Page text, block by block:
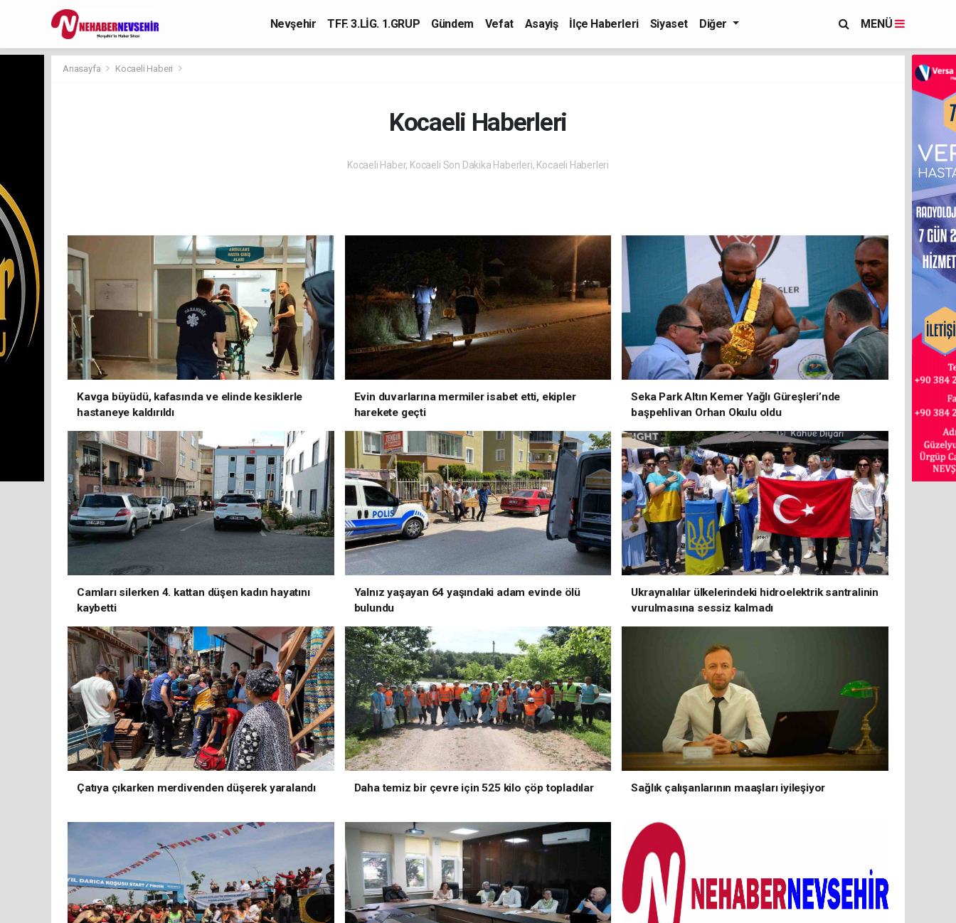
Nevşehir TFF. 3.LİG. 1.GRUP Gündem Vefat Asayiş İlçe Haberleri Siyaset Diğer MENÜ
Anasayfa Kocaeli Haberi
Kocaeli Haberleri
Kocaeli Haber, Kocaeli Son Dakika Haberleri, Kocaeli Haberleri
Kavga büyüdü, kafasında ve elinde kesiklerle
hastaneye kaldırıldı
Evin duvarlarına mermiler isabet etti, ekipler
harekete geçti
Seka Park Altın Kemer Yağlı Güreşleri’nde
başpehlivan Orhan Okulu oldu
Camları silerken 4. kattan düşen kadın hayatını
kaybetti
Yalnız yaşayan 64 yaşındaki adam evinde ölü
bulundu
Ukraynalılar ülkelerindeki hidroelektrik santralinin
vurulmasına sessiz kalmadı
Çatıya çıkarken merdivenden düşerek yaralandı Daha temiz bir çevre için 525 kilo çöp topladılar Sağlık çalışanlarının maaşları iyileşiyor